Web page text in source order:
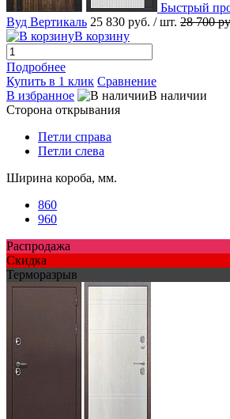
Быстрый
Вуд Вертикаль 25 830 руб. / шт. 28 700
В корзину
Подробнее
Купить в 1 клик Сравнение
В избранное
В наличии
Сторона открывания
Петли справа
Петли слева
Ширина короба, мм.
860
960
Распродажа
Скидка
Терморазрыв